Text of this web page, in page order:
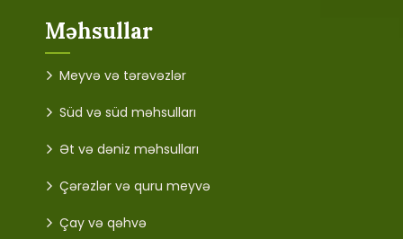
Məhsullar
Meyvə və tərəvəzlər
Süd və süd məhsulları
Ət və dəniz məhsulları
Çərəzlər və quru meyvə
Çay və qəhvə